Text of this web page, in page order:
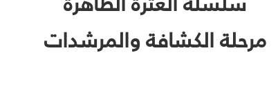
مرحلة الكشافة والمرشدات